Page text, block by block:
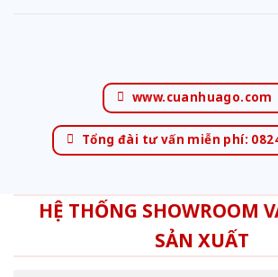
www.cuanhuago.com
Tổng đài tư vấn miễn phí:
HỆ THỐNG SHOWROOM
SẢN XUẤT